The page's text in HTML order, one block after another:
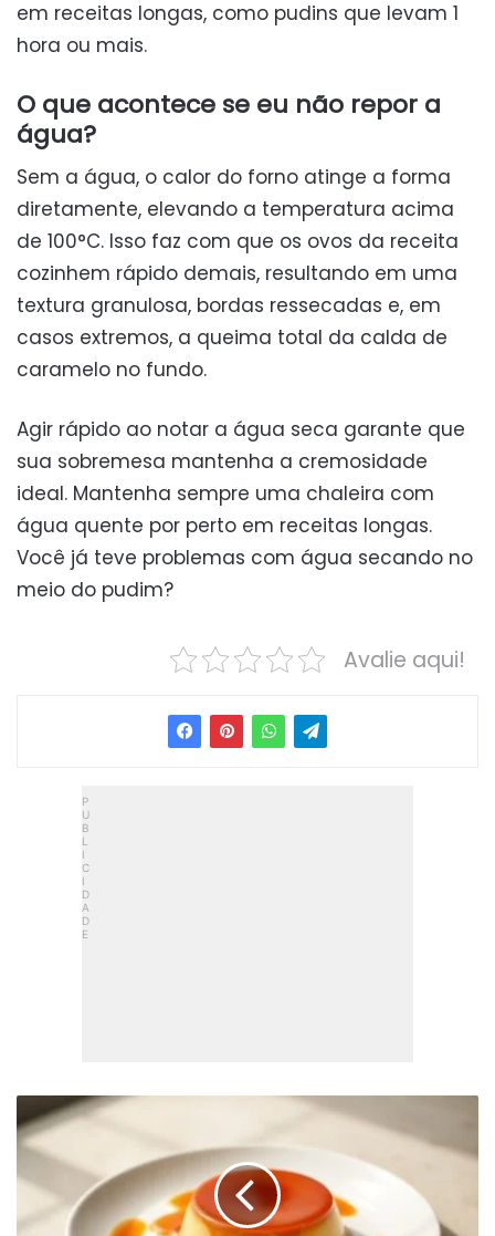
em receitas longas, como pudins que levam 1
hora ou mais.
O que acontece se eu não repor a
água?
Sem a água, o calor do forno atinge a forma
diretamente, elevando a temperatura acima
de 100°C. Isso faz com que os ovos da receita
cozinhem rápido demais, resultando em uma
textura granulosa, bordas ressecadas e, em
casos extremos, a queima total da calda de
caramelo no fundo.
Agir rápido ao notar a água seca garante que
sua sobremesa mantenha a cremosidade
ideal. Mantenha sempre uma chaleira com
água quente por perto em receitas longas.
Você já teve problemas com água secando no
meio do pudim?
Avalie aqui!
Melhor
Forma
Para
Pudim:
Descubra
Segredo